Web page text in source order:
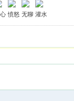
愤怒 无聊 灌水